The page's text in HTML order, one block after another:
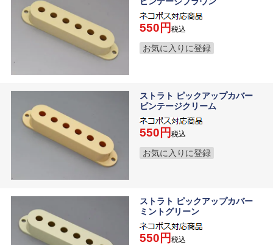
550 税込
お気に入りに登録
ストラト ピックアップカバー
ビンテージクリーム
550 税込
お気に入りに登録
ストラト ピックアップカバー
ミントグリーン
550 税込